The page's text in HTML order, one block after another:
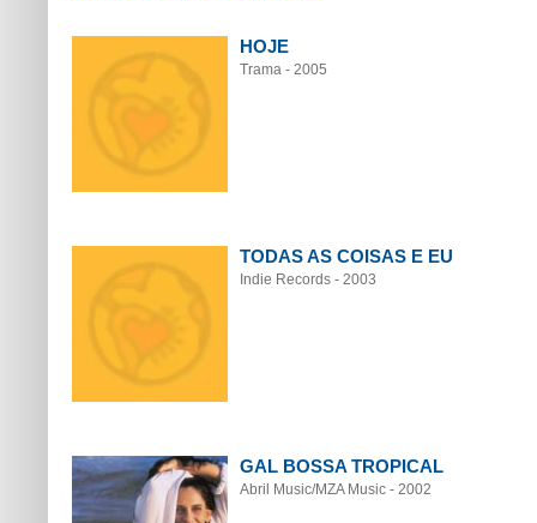
HOJE
Trama - 2005
TODAS AS COISAS E EU
Indie Records - 2003
GAL BOSSA TROPICAL
Abril Music/MZA Music - 2002